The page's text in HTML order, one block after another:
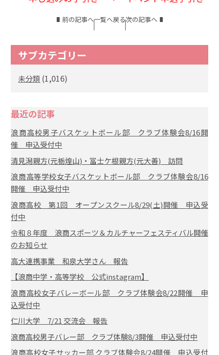
前の記事へ一覧へ戻る次の記事へ
サブカテゴリー
未分類 (1,016)
最近の記事
浪商高校男子バスケットボール部 クラブ体験会8/16開
催 申込受付中
清見潟親方(元栃煌山)・冨士ケ根親方(元大善) 訪問
浪商高等学校女子バスケットボール部 クラブ体験会8/16
開催 申込受付中
浪商高校 第1回 オープンスクール8/29(土)開催 申込受
付中
令和８年度 浪商スポーツ＆カルチャーフェスティバル開催
のお知らせ
高大連携事業 和泉大学さん 報告
【浪商中学・高等学校 公式instagram】
浪商高校女子バレーボール部 クラブ体験会8/22開催 申
込受付中
仁川大学 7/21 交流会 報告
浪商高校男子バレー部 クラブ体験8/3開催 申込受付中
浪商高校女子サッカー部 クラブ体験会8/24開催 申込受付